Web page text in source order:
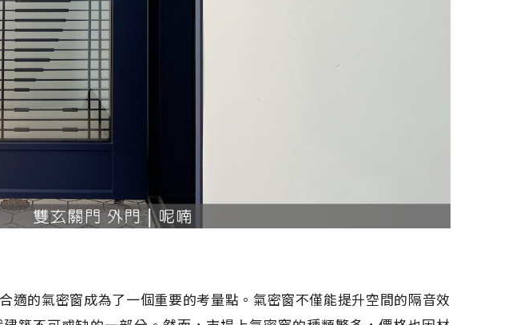
適的氣密窗成為了一個重要的考量點。氣密窗不僅能提升空間的隔音效